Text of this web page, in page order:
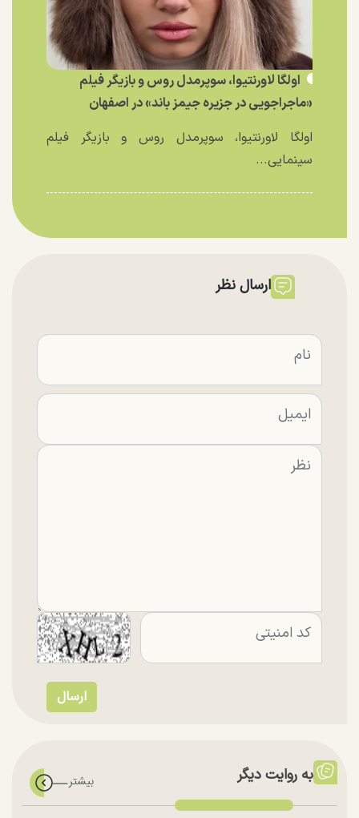
اولگا لاورنتیوا، سوپرمدل روس و بازیگر فیلم
«ماجراجویی در جزیره جیمز باند» در اصفهان
اولگا لاورنتیوا، سوپرمدل روس و بازیگر فیلم
سینمایی...
ارسال نظر
به روایت دیگر